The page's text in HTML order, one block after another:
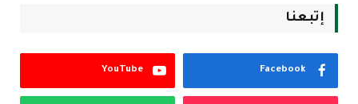
إتبعنا
Facebook
YouTube